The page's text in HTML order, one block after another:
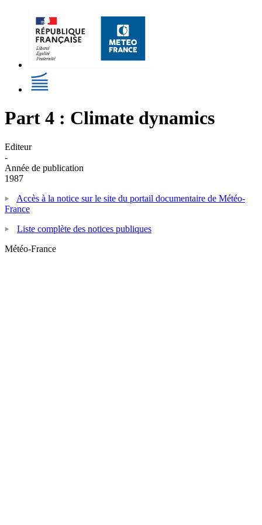
Part 4 : Climate dynamics
Editeur
-
Année de publication
1987
Accès à la notice sur le site du portail documentaire de Météo-
France
Liste complète des notices publiques
Météo-France